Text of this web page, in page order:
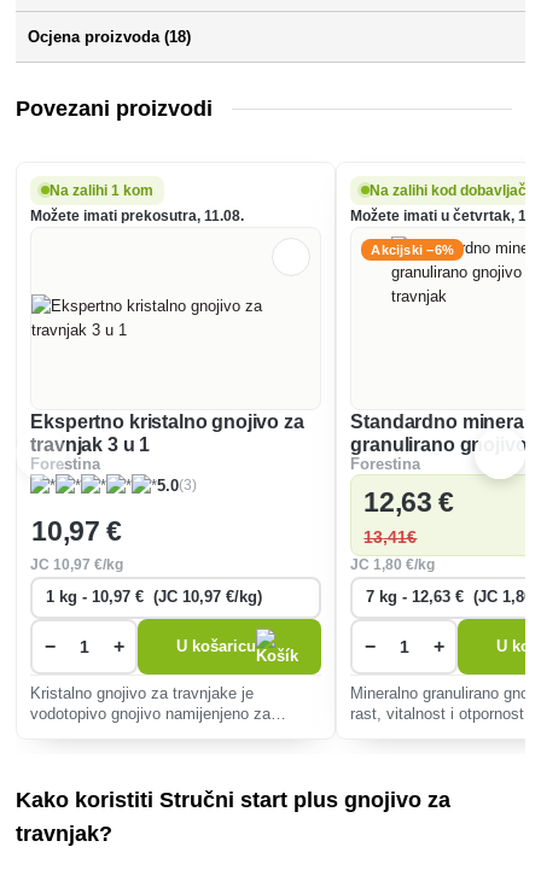
Ocjena proizvoda (18)
Povezani proizvodi
Na zalihi 1 kom
Možete imati prekosutra, 11.08.
Ekspertno kristalno gnojivo za
travnjak 3 u 1
Forestina
5.0(3)
10,97 €
JC10,97 €/kg
− + U košaricu
Kristalno gnojivo za travnjake je
vodotopivo gnojivo namijenjeno za
Na zalihi kod dobavljača
Možete imati u četvrtak,
Akcijski −6%
Standardno
granulirano gnojivo
Forestina
12,63 €
13,41€
JC1,80 €/kg
− + U
Mineralno granulirano
rast, vitalnost i otpornost
Kako koristiti Stručni start plus gnojivo za
travnjak?